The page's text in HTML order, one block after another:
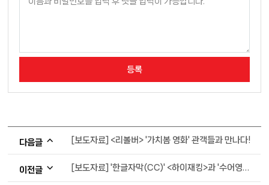
다음글 [보도자료] <리볼버> '가치봄 영화' 관객들과 만나다!
이전글 [보도자료] '한글자막(CC)' <하이재킹>과 '수어영화 <집으로...> 관객들과 만나다.